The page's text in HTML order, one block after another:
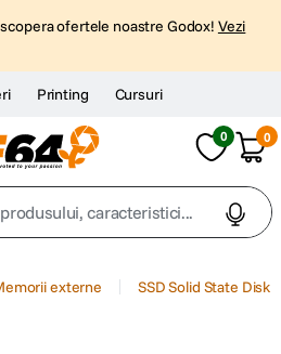
ofertele noastre Godox! Vezi
Printing Cursuri
0 0
caracteristici...
externe SSD Solid State Disk